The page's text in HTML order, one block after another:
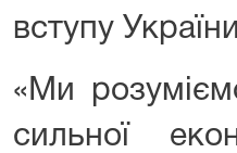
вступу
«Ми
сильної